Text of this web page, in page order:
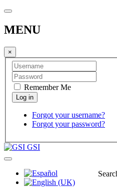
MENU
×
Remember Me
Forgot your username?
Forgot your password?
GSI